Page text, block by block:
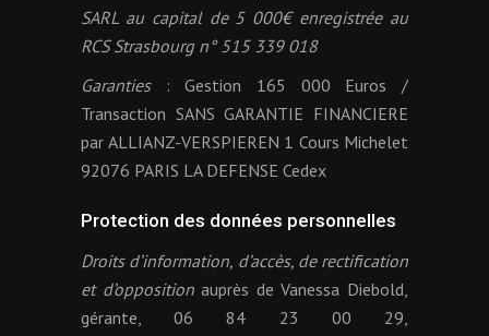
SARL au capital de 5 000€ enregistrée au
RCS Strasbourg n° 515 339 018
Garanties: Gestion 165 000 Euros /
Transaction SANS GARANTIE FINANCIERE
par ALLIANZ-VERSPIEREN 1 Cours Michelet
92076 PARIS LA DEFENSE Cedex
Protection des données personnelles
Droits d’information, d’accès, de rectification
et d’oppositionauprès de Vanessa Diebold,
gérante, 06 84 23 00 29,